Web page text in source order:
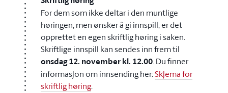
For dem som ikke deltar i den muntlige
høringen, men ønsker å gi innspill, er det
opprettet en egen skriftlig høring i saken.
Skriftlige innspill kan sendes inn frem til
onsdag 12. november kl. 12.00. Du finner
informasjon om innsending her:Skjema for
skriftlig høring.